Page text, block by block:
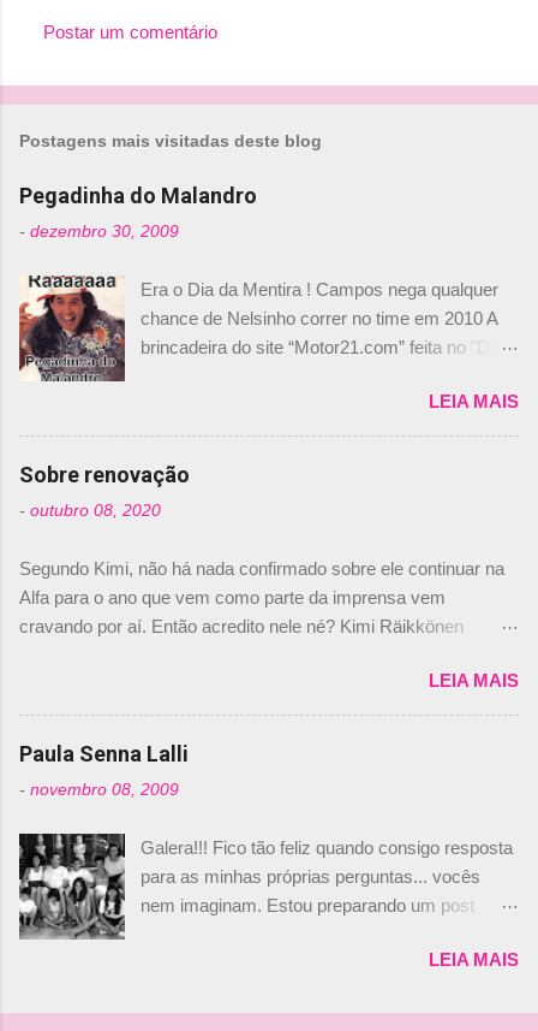
Postar um comentário
Postagens mais visitadas deste blog
Pegadinha do Malandro
- dezembro 30, 2009
Era o Dia da Mentira ! Campos nega qualquer
chance de Nelsinho correr no time em 2010 A
brincadeira do site “Motor21.com” feita no "Día
de abril –, afirmando que Nelson Piquet havia
comprado 15% das ações da Campos, dando,
com isso, um lugar no time a Nelsinho Piquet,
foi esclarecida de uma vez por todas por
Daniele Audetto, diretor da escuderia. O
não será o companheiro de Bruno Senna em
2010. "Na verdade, nós recebemos uma oferta
de Piquet", admitiu Audetto. “Mas depois de ter
dois brasileiros”, explicou, dizendo ainda que
não tem nada contra o filho do tricampeão
Nelson Piquet. “Ele é um bom piloto, rápido e
experiente.” Audetto disse ainda que a suposta
não corresponde à realidade. “O suposto 15%
de investimento seria menor do que aquilo que
outros pilotos podem trazer: italianos, r...
LEIA MAIS
Sobre renovação
- outubro 08, 2020
Segundo Kimi, não há nada confirmado sobre ele continuar na
Alfa para o ano que vem como parte da imprensa vem
cravando por aí. Então acredito nele né? Kimi Räikkönen
truth but I’ve never had an option in my contract so that’s
should, pretty much, tell you that it’s not true." #Kimi7 #EifelGP
#AlfaRomeoRacing pic.twitter.com/77EDVn39Ia — Kimi
Romain falando sobre o fato do Iceman estar há tantos anos na
@RGrosjean ! #EifelGP 🇩🇪 #F1
pic.twitter.com/GSAu1LWnwW — Formula 1 (@F1) October 8,
2020 Beijinhos, Ludy
LEIA MAIS
Paula Senna Lalli
- novembro 08, 2009
Galera!!! Fico tão feliz quando consigo resposta
para as minhas próprias perguntas... vocês
nem imaginam. Estou preparando um post
nunca falei sobre ela, aqui no Octeto. No meio
LEIA MAIS